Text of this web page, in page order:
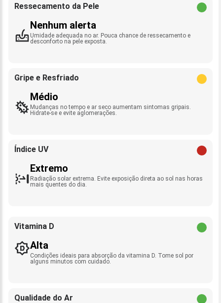
Ressecamento da Pele
Nenhum alerta
Umidade adequada no ar. Pouca chance de ressecamento e
desconforto na pele exposta.
Gripe e Resfriado
Médio
Mudanças no tempo e ar seco aumentam sintomas gripais.
Hidrate-se e evite aglomerações.
Índice UV
Extremo
Radiação solar extrema. Evite exposição direta ao sol nas horas
mais quentes do dia.
Vitamina D
Alta
Condições ideais para absorção da vitamina D. Tome sol por
alguns minutos com cuidado.
Qualidade do Ar